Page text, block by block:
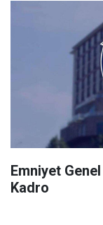
Emniyet
Kadro